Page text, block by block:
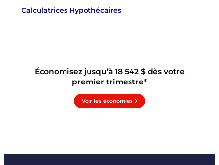
Calculatrices Hypothécaires
Économisez jusqu’à 18 542 $ dès votre
premier trimestre*
Voir les économies